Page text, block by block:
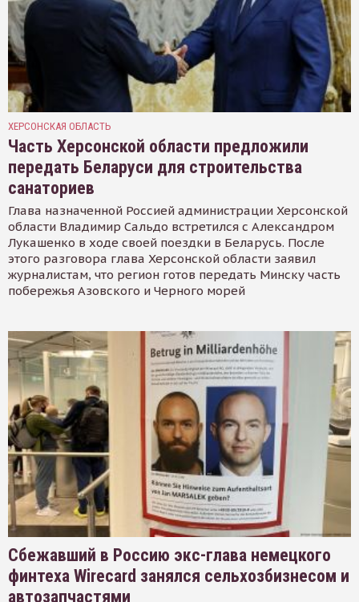
ХЕРСОНСКАЯ ОБЛАСТЬ
Часть Херсонской области предложили
передать Беларуси для строительства
санаториев
Глава назначенной Россией администрации Херсонской
области Владимир Сальдо встретился с Александром
Лукашенко в ходе своей поездки в Беларусь. После
этого разговора глава Херсонской области заявил
журналистам, что регион готов передать Минску часть
побережья Азовского и Черного морей
Сбежавший в Россию экс-глава немецкого
финтеха Wirecard занялся сельхозбизнесом и
автозапчастями